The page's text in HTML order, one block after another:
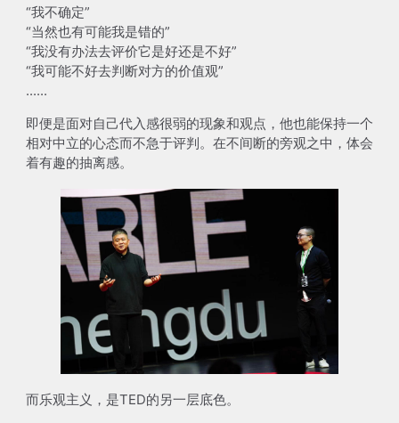
“我不确定”
“当然也有可能我是错的”
“我没有办法去评价它是好还是不好”
“我可能不好去判断对方的价值观”
......
即便是面对自己代入感很弱的现象和观点，他也能保持一个
相对中立的心态而不急于评判。在不间断的旁观之中，体会
着有趣的抽离感。
而乐观主义，是TED的另一层底色。